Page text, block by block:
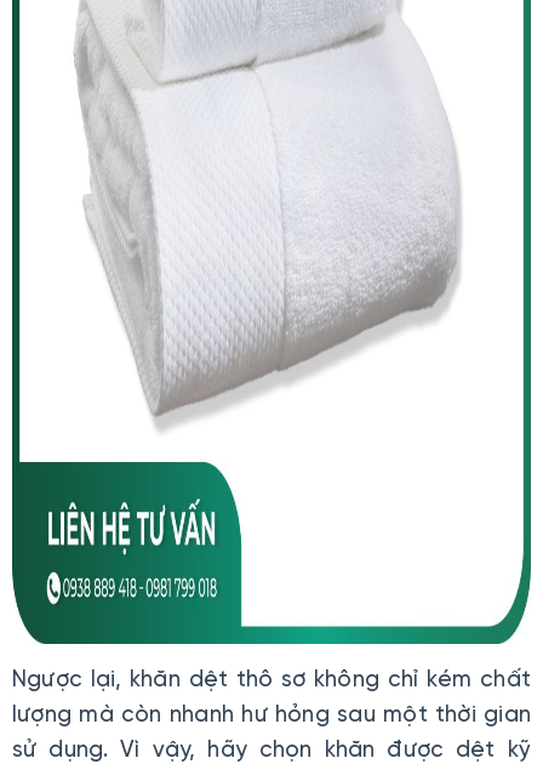
Ngược lại, khăn dệt thô sơ không chỉ kém chất
lượng mà còn nhanh hư hỏng sau một thời gian
sử dụng. Vì vậy, hãy chọn khăn được dệt kỹ